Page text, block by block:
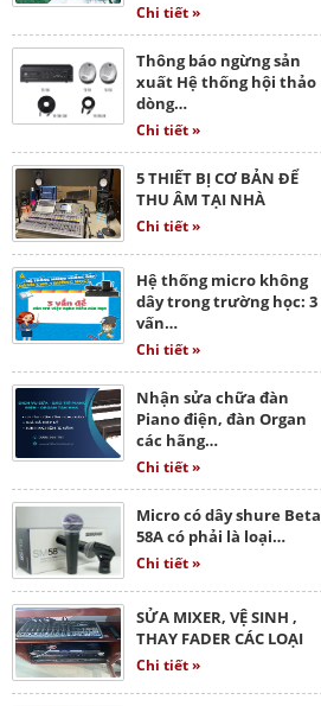
Chi tiết »
Thông báo ngừng sản
xuất Hệ thống hội thảo
dòng…
Chi tiết »
5 THIẾT BỊ CƠ BẢN ĐỂ
THU ÂM TẠI NHÀ
Chi tiết »
Hệ thống micro không
dây trong trường học: 3
vấn…
Chi tiết »
Nhận sửa chữa đàn
Piano điện, đàn Organ
các hãng…
Chi tiết »
Micro có dây shure Beta
58A có phải là loại…
Chi tiết »
SỬA MIXER, VỆ SINH ,
THAY FADER CÁC LOẠI
Chi tiết »